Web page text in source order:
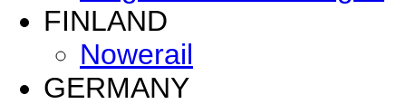
FINLAND
Nowerail
GERMANY